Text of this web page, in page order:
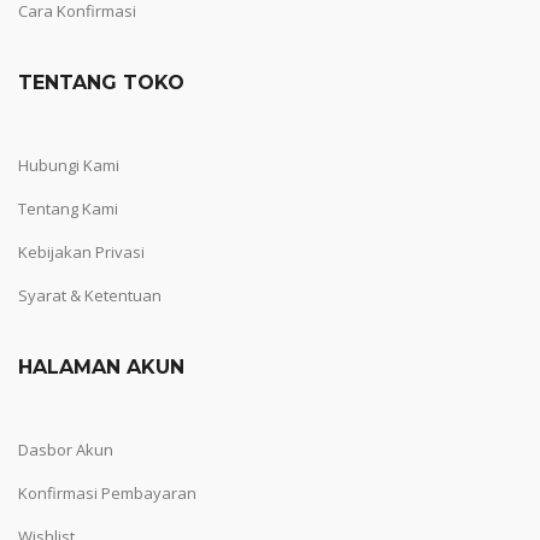
Cara Konfirmasi
TENTANG TOKO
Hubungi Kami
Tentang Kami
Kebijakan Privasi
Syarat & Ketentuan
HALAMAN AKUN
Dasbor Akun
Konfirmasi Pembayaran